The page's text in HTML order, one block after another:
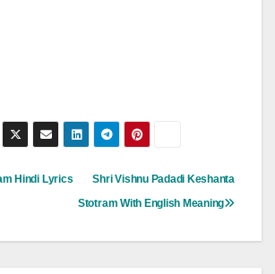
Shri Vishnu Padadi Keshanta
Stotram With English Meaning
Hindi Lyrics